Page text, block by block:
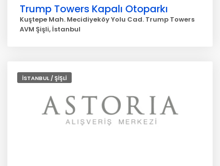
Trump Towers Kapalı Otoparkı
Kuştepe Mah. Mecidiyeköy Yolu Cad. Trump Towers
AVM Şişli, İstanbul
İSTANBUL / ŞİŞLİ